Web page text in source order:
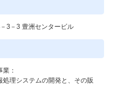
3－3 豊洲センタービル
：
理システムの開発と、その販